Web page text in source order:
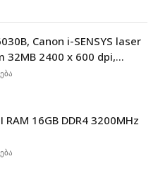
Canon i-SENSYS laser
32MB 2400 x 600 dpi,
16GB DDR4 3200MHz